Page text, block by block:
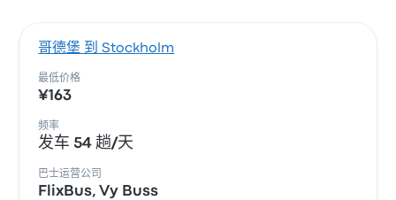
哥德堡 到 Stockholm
最低价格
¥163
频率
发车 54 趟/天
巴士运营公司
FlixBus, Vy Buss